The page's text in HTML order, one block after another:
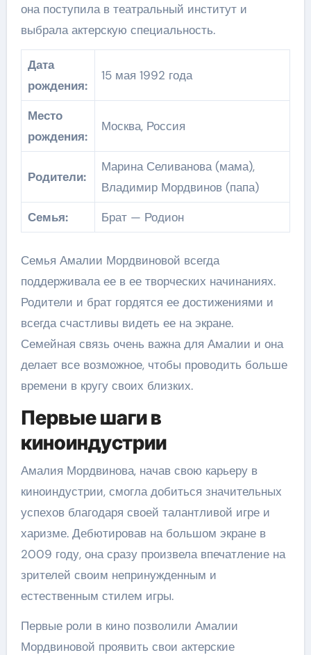
она поступила в театральный институт и
выбрала актерскую специальность.
Дата
рождения:
15 мая 1992 года
Место
рождения:
Москва, Россия
Родители:
Марина Селиванова (мама),
Владимир Мордвинов (папа)
Семья:
Брат — Родион
Семья Амалии Мордвиновой всегда
поддерживала ее в ее творческих начинаниях.
Родители и брат гордятся ее достижениями и
всегда счастливы видеть ее на экране.
Семейная связь очень важна для Амалии и она
делает все возможное, чтобы проводить больше
времени в кругу своих близких.
Первые шаги в
киноиндустрии
Амалия Мордвинова, начав свою карьеру в
киноиндустрии, смогла добиться значительных
успехов благодаря своей талантливой игре и
харизме. Дебютировав на большом экране в
2009 году, она сразу произвела впечатление на
зрителей своим непринужденным и
естественным стилем игры.
Первые роли в кино позволили Амалии
Мордвиновой проявить свои актерские